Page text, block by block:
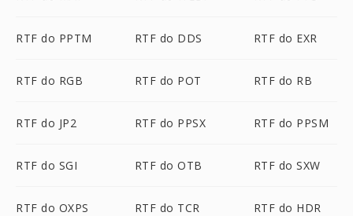
RTF do PPTM RTF do DDS RTF do EXR
RTF do RGB RTF do POT RTF do RB
RTF do JP2 RTF do PPSX RTF do PPSM
RTF do SGI RTF do OTB RTF do SXW
RTF do OXPS RTF do TCR RTF do HDR